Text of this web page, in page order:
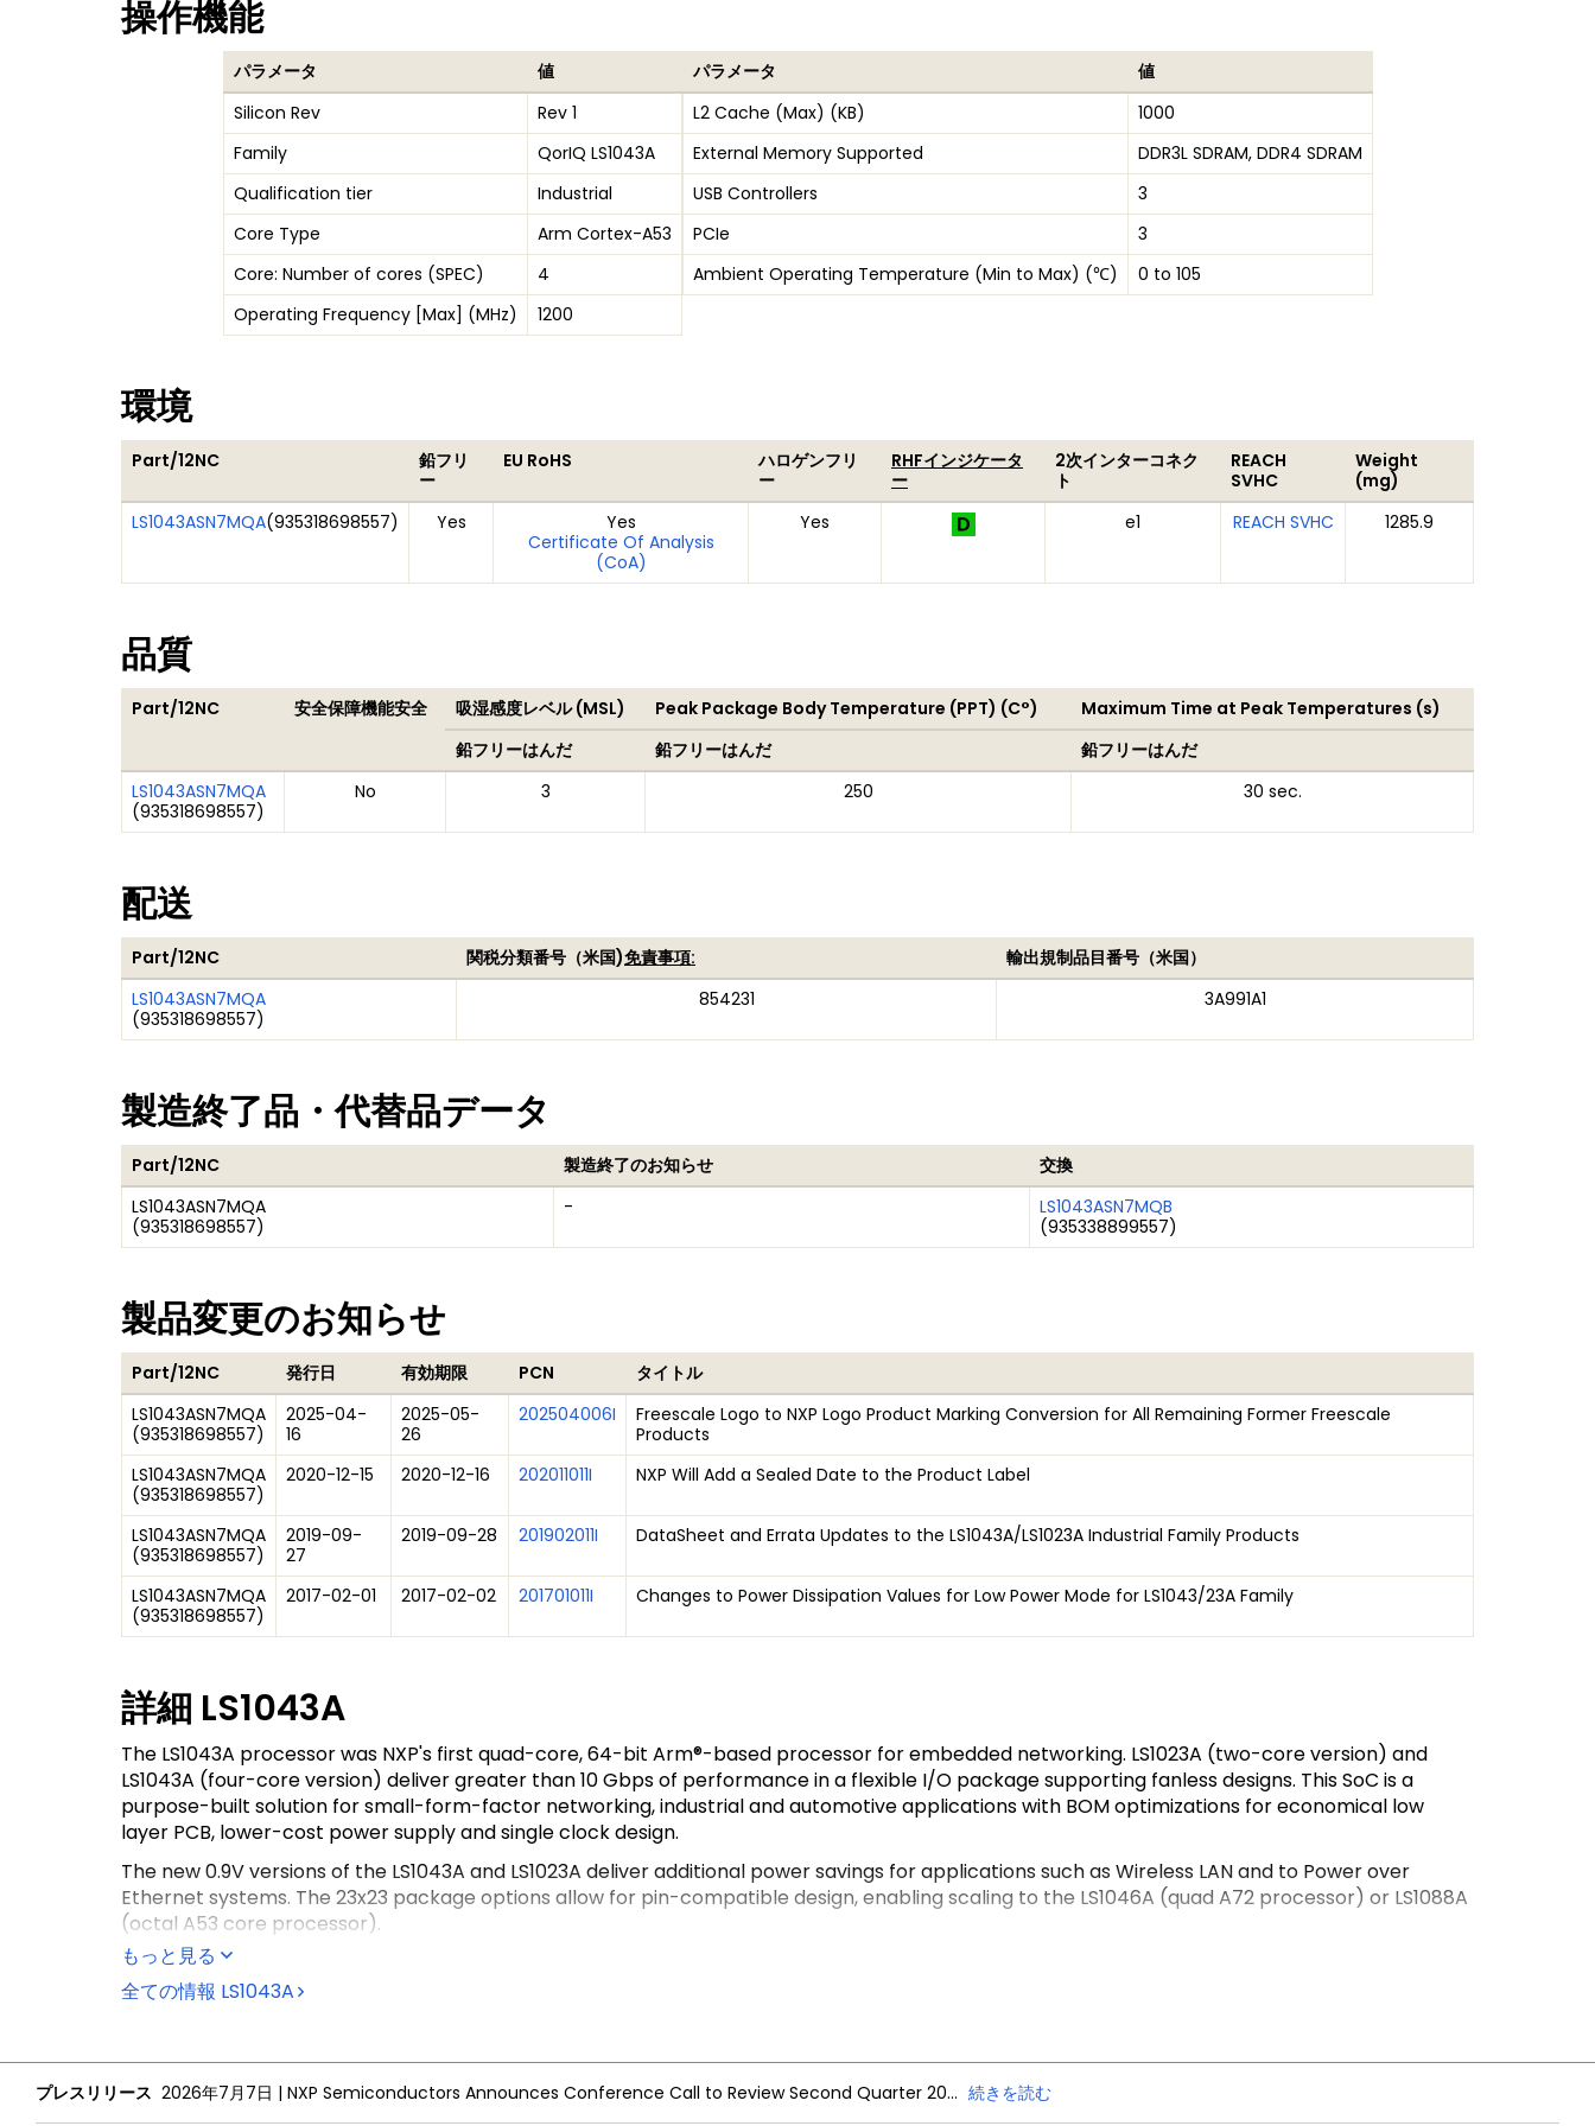
操作機能
パラメータ
値
Silicon Rev
Rev 1
Family
QorIQ LS1043A
Qualification tier
Industrial
Core Type
Arm Cortex-A53
Core: Number of cores (SPEC)
4
Operating Frequency [Max] (MHz)
1200
パラメータ
値
L2 Cache (Max) (KB)
1000
External Memory Supported
DDR3L SDRAM, DDR4 SDRAM
USB Controllers
3
PCIe
3
Ambient Operating Temperature (Min to Max) (℃)
0 to 105
環境
Part/12NC
鉛フリ
ー
EU RoHS
ハロゲンフリ
ー
RHFインジケータ
ー
2次インターコネク
ト
REACH
SVHC
Weight
(mg)
LS1043ASN7MQA(935318698557) Yes
Yes
Certificate Of Analysis
(CoA)
Yes e1 REACH SVHC 1285.9
品質
Part/12NC 安全保障機能安全 吸湿感度レベル (MSL) Peak Package Body Temperature (PPT) (C°)
Maximum Time at Peak Temperatures (s)
鉛フリーはんだ
鉛フリーはんだ
鉛フリーはんだ
LS1043ASN7MQA
(935318698557)
No 3 250 30 sec.
配送
Part/12NC 関税分類番号（米国)免責事項:
輸出規制品目番号（米国）
LS1043ASN7MQA
(935318698557)
854231 3A991A1
製造終了品・代替品データ
Part/12NC 製造終了のお知らせ
交換
LS1043ASN7MQA
(935318698557)
-
LS1043ASN7MQB
(935338899557)
製品変更のお知らせ
Part/12NC 発行日 有効期限 PCN
タイトル
LS1043ASN7MQA
(935318698557)
2025-04-
16
2025-05-
26
202504006I
Freescale Logo to NXP Logo Product Marking Conversion for All Remaining Former Freescale
Products
LS1043ASN7MQA
(935318698557)
2020-12-15 2020-12-16 202011011I NXP Will Add a Sealed Date to the Product Label
LS1043ASN7MQA
(935318698557)
2019-09-
27
2019-09-28 201902011I DataSheet and Errata Updates to the LS1043A/LS1023A Industrial Family Products
LS1043ASN7MQA
(935318698557)
2017-02-01 2017-02-02 201701011I Changes to Power Dissipation Values for Low Power Mode for LS1043/23A Family
詳細 LS1043A
The LS1043A processor was NXP's first quad-core, 64-bit Arm®-based processor for embedded networking. LS1023A (two-core version) and
LS1043A (four-core version) deliver greater than 10 Gbps of performance in a flexible I/O package supporting fanless designs. This SoC is a
purpose-built solution for small-form-factor networking, industrial and automotive applications with BOM optimizations for economical low
layer PCB, lower-cost power supply and single clock design.
The new 0.9V versions of the LS1043A and LS1023A deliver additional power savings for applications such as Wireless LAN and to Power over
Ethernet systems. The 23x23 package options allow for pin-compatible design, enabling scaling to the LS1046A (quad A72 processor) or LS1088A
(octal A53 core processor).
The LS1043A delivers a performance boost over dual-core Arm 32-bit products and continues the QorIQ legacy of I/O flexibility and integrated
QUICC Engine® for legacy glue-less HDLC, TDM or Profibus support.
もっと見る
全ての情報 LS1043A
プレスリリース 2026年7月7日 | NXP Semiconductors Announces Conference Call to Review Second Quarter 2026 Financial Results 続きを読む